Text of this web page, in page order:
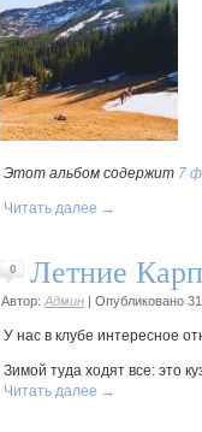
Этот альбом содержит 7
Читать далее →
0 Летние
Автор: Админ | Опубликовано
У нас в клубе интересное
Зимой туда ходят все: это
Читать далее →